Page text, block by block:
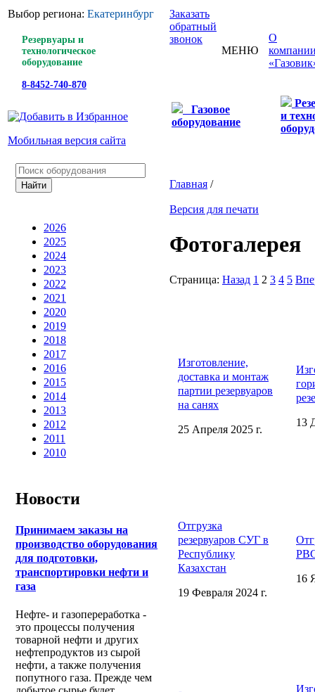
Выбор региона: Екатеринбург
Резервуары и
технологическое
оборудование
8-8452-740-870
Мобильная версия сайта
Заказать
обратный
звонок
МЕНЮ
О
Газовое
оборудование
и
2026
2025
2024
2023
2022
2021
2020
2019
2018
2017
2016
2015
2014
2013
2012
2011
2010
Новости
Принимаем заказы на
производство оборудования
для подготовки,
транспортировки нефти и
газа
Нефте- и газопереработка -
это процессы получения
товарной нефти и других
нефтепродуктов из сырой
нефти, а также получения
попутного газа. Прежде чем
Главная /
Версия для печати
Фотогалерея
Страница: Назад 1 2 3 4 5
Изготовление,
доставка и монтаж
партии резервуаров
на санях
25 Апреля 2025 г.
13
Отгрузка
резервуаров СУГ в
Республику
Казахстан
19 Февраля 2024 г.
16